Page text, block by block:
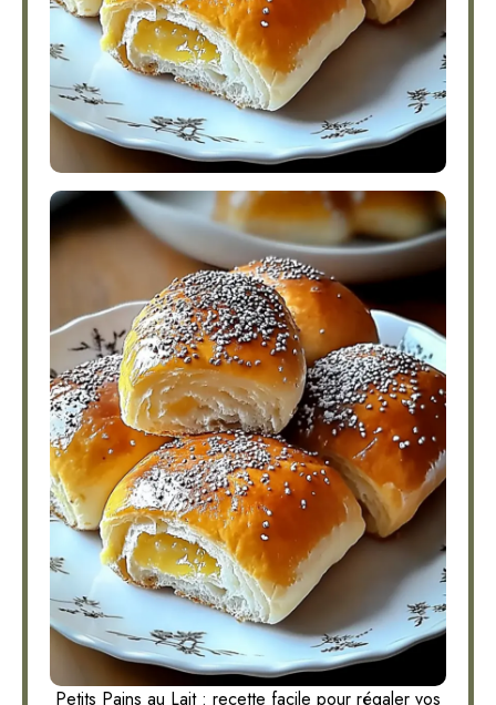
Petits Pains au Lait : recette facile pour régaler vos